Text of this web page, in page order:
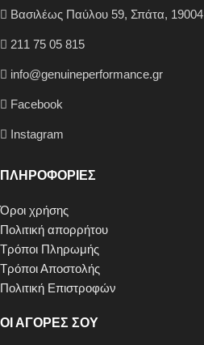
Βασιλέως Παύλου 59, Σπάτα, 19004
211 75 05 815
info@genuineperformance.gr
Facebook
Instagram
ΠΛΗΡΟΦΟΡΙΕΣ
Όροι χρήσης
Πολιτική απορρήτου
Τρόποι Πληρωμής
Τρόποι Αποστολής
Πολιτική Επιστροφών
ΟΙ ΑΓΟΡΕΣ ΣΟΥ